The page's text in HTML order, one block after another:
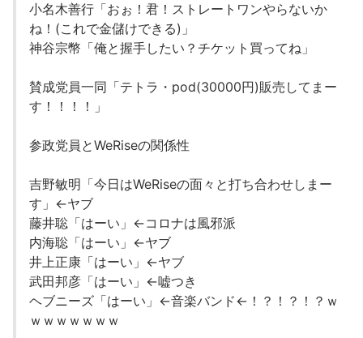
小名木善行「おぉ！君！ストレートワンやらないか
ね！(これで金儲けできる)」
神谷宗幣「俺と握手したい？チケット買ってね」
賛成党員一同「テトラ・pod(30000円)販売してまー
す！！！！」
参政党員とWeRiseの関係性
吉野敏明「今日はWeRiseの面々と打ち合わせしまー
す」←ヤブ
藤井聡「はーい」←コロナは風邪派
内海聡「はーい」←ヤブ
井上正康「はーい」←ヤブ
武田邦彦「はーい」←嘘つき
ヘブニーズ「はーい」←音楽バンド←！？！？！？ｗ
ｗｗｗｗｗｗｗ